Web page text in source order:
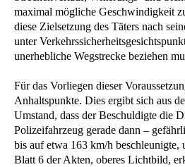
maximal mögliche Geschwindigkeit
diese Zielsetzung des Täters nach
unter
unerhebliche Wegstrecke beziehen
Für das Vorliegen dieser
Anhaltspunkte. Dies ergibt sich aus
Umstand, dass der Beschuldigte die
Polizeifahrzeug gerade dann –
bis auf etwa 163 km/h beschleunigte,
Blatt 6 der Akten, oberes Lichtbild,